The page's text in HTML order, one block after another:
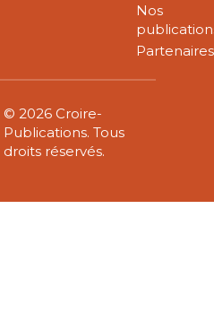
Nos
Partenaires
© 2026 Croire-
Publications. Tous
droits réservés.